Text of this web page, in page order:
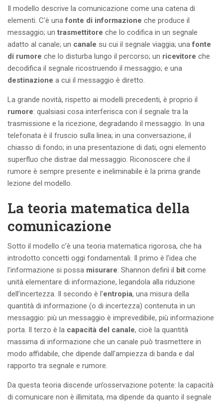
Il modello descrive la comunicazione come una catena di
elementi. C’è unafonte di informazione che produce il
messaggio; un trasmettitore che lo codifica in un segnale
adatto al canale; un canale su cui il segnale viaggia; unafonte
di rumore che lo disturba lungo il percorso; un ricevitore che
decodifica il segnale ricostruendo il messaggio; e una
destinazione a cui il messaggio è diretto.
La grande novità, rispetto ai modelli precedenti, è proprio il
rumore: qualsiasi cosa interferisca con il segnale tra la
trasmissione e la ricezione, degradando il messaggio. In una
telefonata è il fruscio sulla linea; in una conversazione, il
chiasso di fondo; in una presentazione di dati, ogni elemento
superfluo che distrae dal messaggio. Riconoscere che il
rumore è sempre presente e ineliminabile è la prima grande
lezione del modello.
La teoria matematica della
comunicazione
Sotto il modello c’è una teoria matematica rigorosa, che ha
introdotto concetti oggi fondamentali. Il primo è l’idea che
l’informazione si possa misurare: Shannon definì il bit come
unità elementare di informazione, legandola alla riduzione
dell’incertezza. Il secondo è l’entropia, una misura della
quantità di informazione (o di incertezza) contenuta in un
messaggio: più un messaggio è imprevedibile, più informazione
porta. Il terzo è la capacità del canale, cioè la quantità
massima di informazione che un canale può trasmettere in
modo affidabile, che dipende dall’ampiezza di banda e dal
rapporto tra segnale e rumore.
Da questa teoria discende un’osservazione potente: la capacità
di comunicare non è illimitata, ma dipende da quanto il segnale